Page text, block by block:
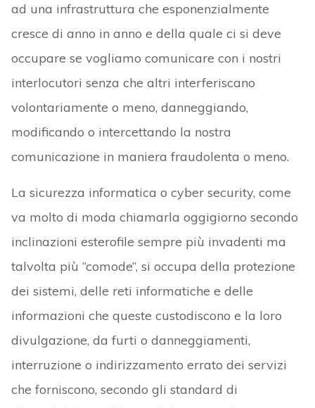
ad una infrastruttura che esponenzialmente
cresce di anno in anno e della quale ci si deve
occupare se vogliamo comunicare con i nostri
interlocutori senza che altri interferiscano
volontariamente o meno, danneggiando,
modificando o intercettando la nostra
comunicazione in maniera fraudolenta o meno.
La sicurezza informatica o cyber security, come
va molto di moda chiamarla oggigiorno secondo
inclinazioni esterofile sempre più invadenti ma
talvolta più “comode”, si occupa della protezione
dei sistemi, delle reti informatiche e delle
informazioni che queste custodiscono e la loro
divulgazione, da furti o danneggiamenti,
interruzione o indirizzamento errato dei servizi
che forniscono, secondo gli standard di